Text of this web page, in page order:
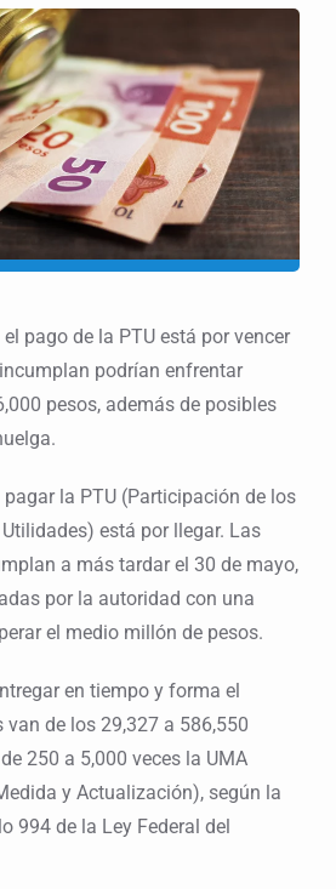
pago de la PTU está por vencer
podrían enfrentar
pesos, además de posibles
la PTU (Participación de los
está por llegar. Las
a más tardar el 30 de mayo,
por la autoridad con una
el medio millón de pesos.
en tiempo y forma el
de los 29,327 a 586,550
250 a 5,000 veces la UMA
y Actualización), según la
994 de la Ley Federal del